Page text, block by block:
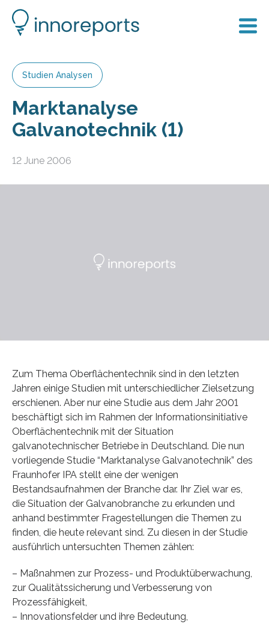
Studien Analysen
Marktanalyse
Galvanotechnik (1)
12 June 2006
Zum Thema Oberflächentechnik sind in den letzten
Jahren einige Studien mit unterschiedlicher Zielsetzung
erschienen. Aber nur eine Studie aus dem Jahr 2001
beschäftigt sich im Rahmen der Informationsinitiative
Oberflächentechnik mit der Situation
galvanotechnischer Betriebe in Deutschland. Die nun
vorliegende Studie “Marktanalyse Galvanotechnik” des
Fraunhofer IPA stellt eine der wenigen
Bestandsaufnahmen der Branche dar. Ihr Ziel war es,
die Situation der Galvanobranche zu erkunden und
anhand bestimmter Fragestellungen die Themen zu
finden, die heute relevant sind. Zu diesen in der Studie
ausführlich untersuchten Themen zählen:
– Maßnahmen zur Prozess- und Produktüberwachung,
zur Qualitätssicherung und Verbesserung von
Prozessfähigkeit,
– Innovationsfelder und ihre Bedeutung,